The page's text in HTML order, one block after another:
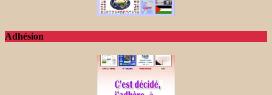
Adhésion